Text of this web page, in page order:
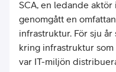
SCA, en ledande
genomgått en
infrastruktur. För sju
kring infrastruktur
var IT-miljön